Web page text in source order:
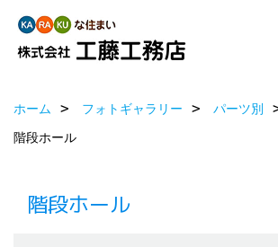
ホーム フォトギャラリー パーツ別
階段ホール
階段ホール